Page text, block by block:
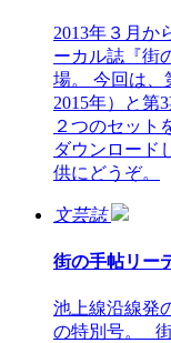
2013年３月か
ーカル誌『街
場。 今回は、
2015年）と第
２つのセット
ダウンロード
供にどうぞ。
文芸誌
街の手帖リー
池上線沿線発
の特別号。